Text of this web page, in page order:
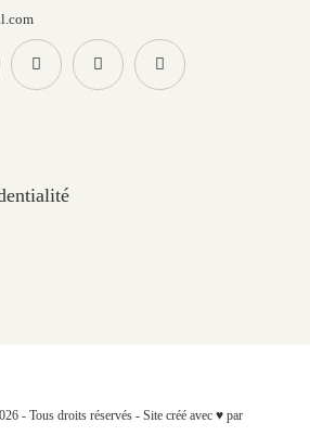
- Tous droits réservés - Site créé avec ♥ par